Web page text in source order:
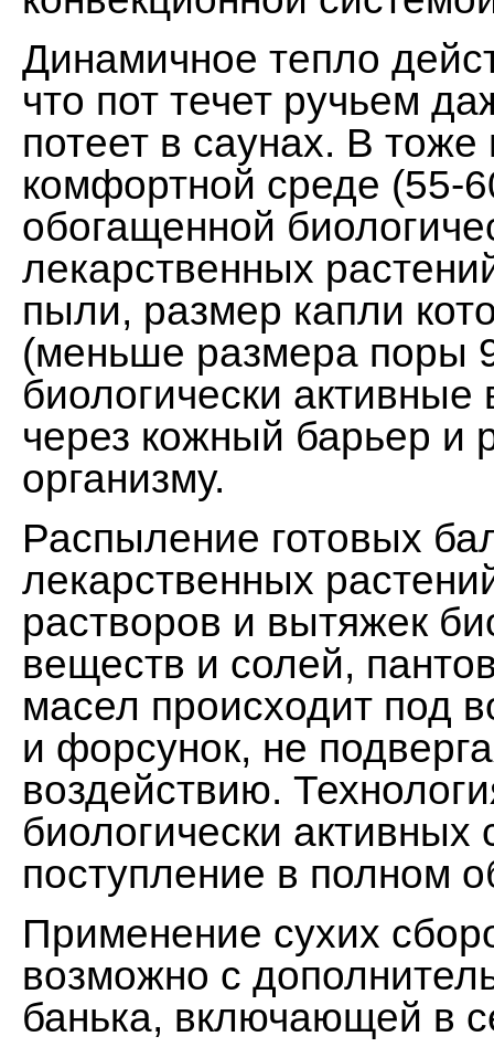
Динамичное тепло
что пот течет ручьем
потеет в саунах. В
комфортной среде (55-
обогащенной
лекарственных
пыли, размер капли
(меньше размера поры
биологически
через кожный барьер и
организму.
Распыление готовых
лекарственных
растворов и вытяжек
веществ и солей,
масел происходит под
и форсунок, не
воздействию.
биологически активных
поступление в полном
Применение сухих
возможно с
банька, включающей в